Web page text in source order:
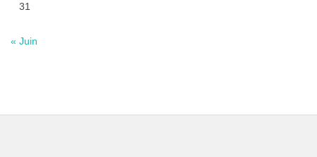
31
« Juin